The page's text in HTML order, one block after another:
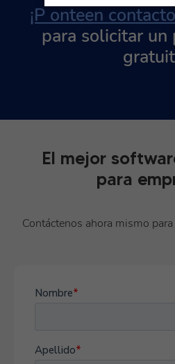
¡P onteen
para solicitar un
El mejor
para
Contáctenos ahora mismo